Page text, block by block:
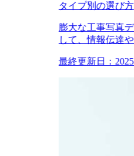
タイプ別の選び方
膨大な工事写真
して、情報伝達
最終更新日：